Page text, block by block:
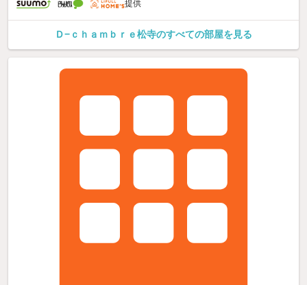
提供
Ｄ−ｃｈａｍｂｒｅ松寺のすべての部屋を見る